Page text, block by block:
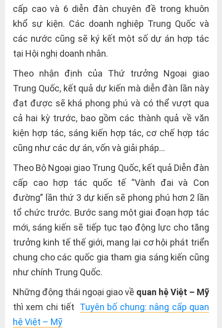
cấp cao và 6 diễn đàn chuyên đề trong khuôn
khổ sự kiện. Các doanh nghiệp Trung Quốc và
các nước cũng sẽ ký kết một số dự án hợp tác
tại Hội nghị doanh nhân.
Theo nhận định của Thứ trưởng Ngoại giao
Trung Quốc, kết quả dự kiến mà diễn đàn lần này
đạt được sẽ khá phong phú và có thể vượt qua
cả hai kỳ trước, bao gồm các thành quả về văn
kiện hợp tác, sáng kiến hợp tác, cơ chế hợp tác
cũng như các dự án, vốn và giải pháp…
Theo Bộ Ngoại giao Trung Quốc, kết quả Diễn đàn
cấp cao hợp tác quốc tế “Vành đai và Con
đường” lần thứ 3 dự kiến sẽ phong phú hơn 2 lần
tổ chức trước. Bước sang một giai đoạn hợp tác
mới, sáng kiến sẽ tiếp tục tạo động lực cho tăng
trưởng kinh tế thế giới, mang lại cơ hội phát triển
chung cho các quốc gia tham gia sáng kiến cũng
như chính Trung Quốc.
Những động thái ngoại giao về quan hệ Việt – Mỹ
thì xem chi tiết Tuyên bố chung: nâng cấp quan
hệ Việt – Mỹ